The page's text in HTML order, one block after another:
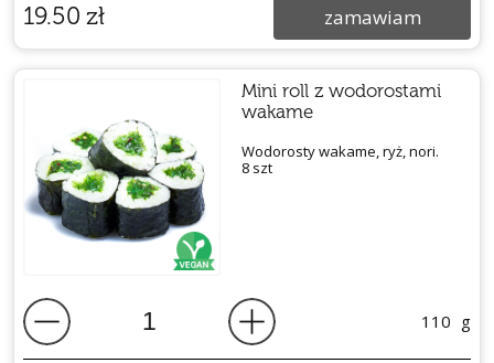
19.50 zł zamawiam
Mini roll z wodorostami
wakame
Wodorosty wakame, ryż, nori.
8 szt
110 g